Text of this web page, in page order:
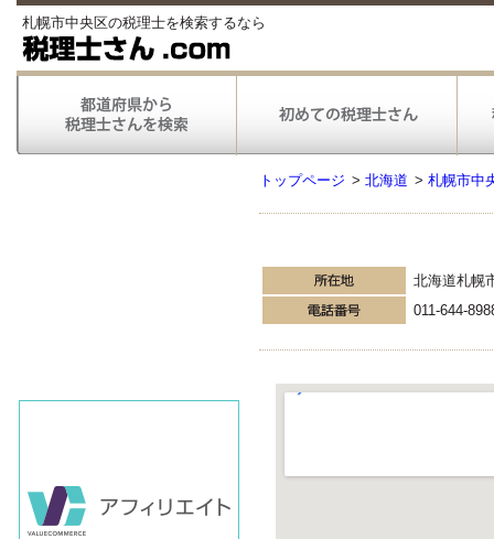
札幌市中央区の税理士を検索するなら
トップページ > 北海道 > 札幌市中
北海道札幌
011-644-